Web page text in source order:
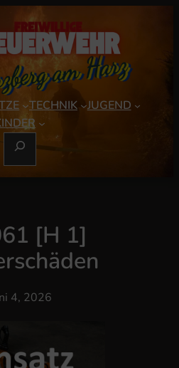
TECHNIK
JUGEND
C
N
[H 1]
4, 2026